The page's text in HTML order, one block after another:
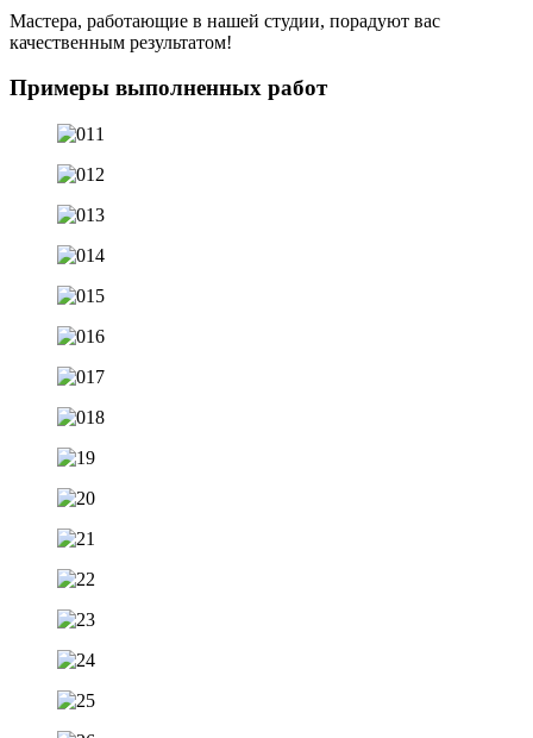
Мастера, работающие в нашей студии, порадуют вас
качественным результатом!
Примеры выполненных работ